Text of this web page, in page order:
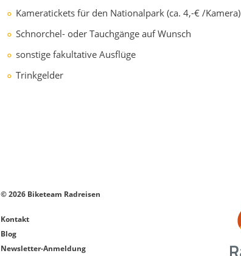
Kameratickets für den Nationalpark (ca. 4,-€ /Kamera)
Schnorchel- oder Tauchgänge auf Wunsch
sonstige fakultative Ausflüge
Trinkgelder
© 2026 Biketeam Radreisen
Kontakt
Blog
Newsletter-Anmeldung